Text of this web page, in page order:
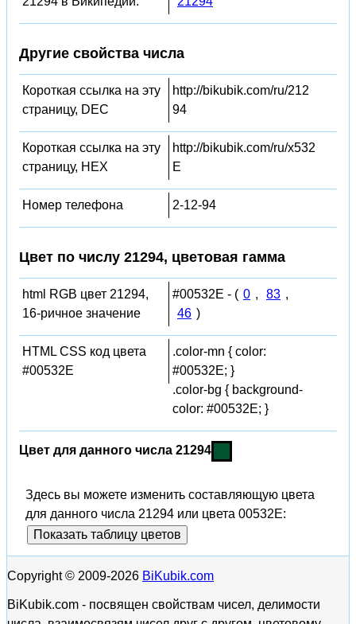
Другие свойства числа
Короткая ссылка на эту
страницу, DEC
http://bikubik.com/ru/212
94
Короткая ссылка на эту
страницу, HEX
http://bikubik.com/ru/x532
E
Номер телефона 2-12-94
Цвет по числу 21294, цветовая гамма
html RGB цвет 21294,
16-ричное значение
#00532E - ( 0 , 83 ,
46 )
HTML CSS код цвета
#00532E
.color-mn { color:
#00532E; }
.color-bg { background-
color: #00532E; }
Цвет для данного числа 21294
Здесь вы можете изменить составляющую цвета
для данного числа 21294 или цвета 00532E:
Показать таблицу цветов
Copyright © 2009-2026 BiKubik.com
BiKubik.com - посвящен свойствам чисел, делимости